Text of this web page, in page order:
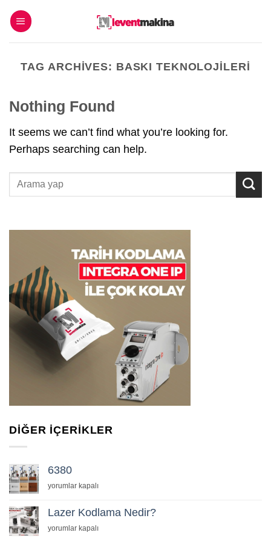
İçeriğe
atla
TAG ARCHIVES: BASKI TEKNOLOJILERI
Nothing Found
It seems we can’t find what you’re looking for.
Perhaps searching can help.
DIĞER İÇERIKLER
6380
için
yorumlar kapalı
Lazer Kodlama Nedir?
Lazer
yorumlar kapalı